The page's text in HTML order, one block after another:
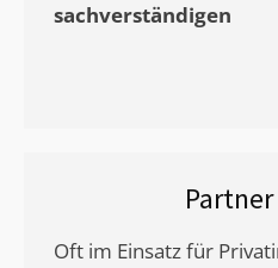
sachverständigen
Oft im Einsatz für